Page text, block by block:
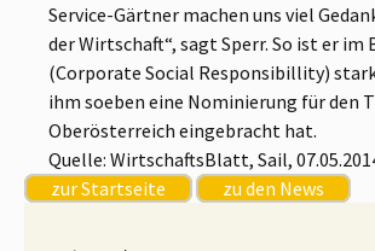
Service-Gärtner machen uns viel
der Wirtschaft“, sagt Sperr. So ist er im
(Corporate Social Responsibillity)
ihm soeben eine Nominierung für den
Oberösterreich eingebracht hat.
Quelle: WirtschaftsBlatt, Sail,
zur Startseite
zu den News